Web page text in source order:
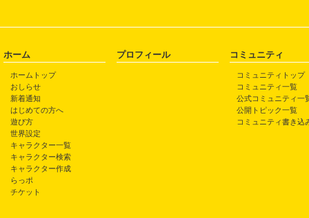
ホーム
ホームトップ
おしらせ
新着通知
はじめての方へ
遊び方
世界設定
キャラクター一覧
キャラクター検索
キャラクター作成
らっポ
チケット
プロフィール コミュニティ
コミュニティトップ
コミュニティ一覧
公式コミュニティ一
公開トピック一覧
コミュニティ書き込